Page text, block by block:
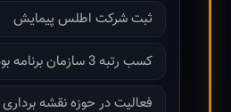
ثبت شرکت اطلس پیمایش
کسب رتبه 3 سازمان برنامه بودجه
فعالیت در حوزه نقشه برداری